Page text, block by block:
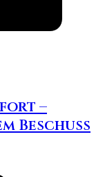
–
Beschuss